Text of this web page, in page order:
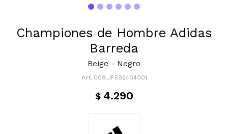
Championes de Hombre Adidas
Barreda
Beige - Negro
009.JP592404001
$ 4.290